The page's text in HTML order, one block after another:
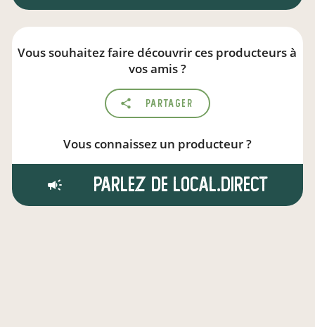
Vous souhaitez faire découvrir ces producteurs à
vos amis ?
Partager
Vous connaissez un producteur ?
Parlez de local.direct